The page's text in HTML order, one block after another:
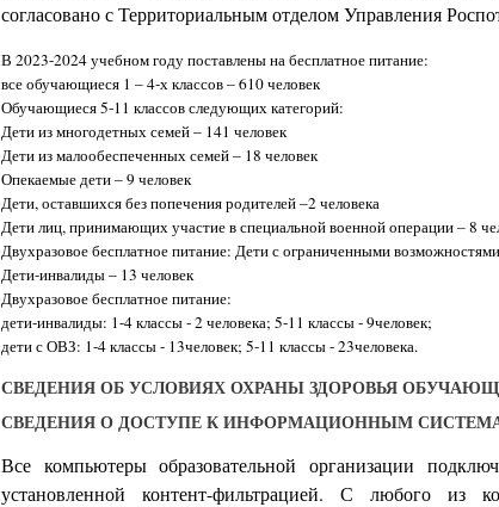
согласовано с Территориальным отделом Управления
В 2023-2024 учебном году поставлены на бесплатное питание:
все обучающиеся 1 – 4-х классов – 610 человек
Обучающиеся 5-11 классов следующих категорий:
Дети из многодетных семей – 141 человек
Дети из малообеспеченных семей – 18 человек
Опекаемые дети – 9 человек
Дети, оставшихся без попечения родителей –2 человека
Дети лиц, принимающих участие в специальной военной операции – 8
Двухразовое бесплатное питание: Дети с ограниченными
Дети-инвалиды – 13 человек
Двухразовое бесплатное питание:
дети-инвалиды: 1-4 классы - 2 человека; 5-11 классы - 9человек;
дети с ОВЗ: 1-4 классы - 13человек; 5-11 классы - 23человека.
СВЕДЕНИЯ ОБ УСЛОВИЯХ ОХРАНЫ ЗДОРОВЬЯ
СВЕДЕНИЯ О ДОСТУПЕ К ИНФОРМАЦИОННЫМ
Все компьютеры образовательной организации
установленной контент-фильтрацией. С любого из